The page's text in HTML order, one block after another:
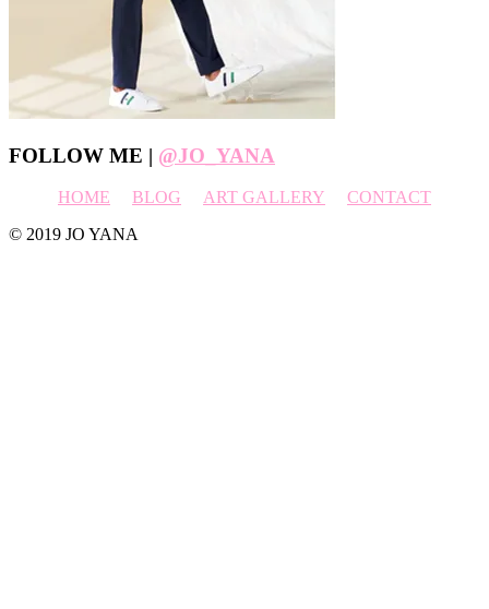
Footer
FOLLOW ME | @JO_YANA
HOME BLOG ART GALLERY
CONTACT
© 2019 JO YANA